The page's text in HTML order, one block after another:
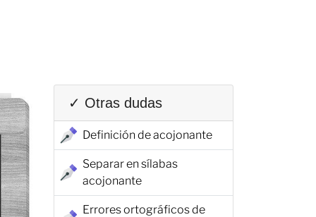
✓ Otras dudas
Definición de acojonante
Separar en sílabas
acojonante
Errores ortográficos de